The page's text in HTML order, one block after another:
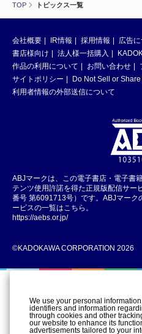
TOP トピックス一覧
会社概要 IR情報 採用情報 広告
書店様向け
法人様一括購入
作品の利用について
お問い合わせ
サイトポリシー
Do Not Sell or
利用者情報の外部送信について
ABJマークは、この電子書店・電子書
テンツ使用許諾を得た正規版配信サー
番号 第6091713号）です。ABJマーク
ービスの一覧はこちら。
https://aebs.or.jp/
©KADOKAWA CORPORATION 2026
We use your personal
identifiers and information
through cookies and other
our website to enhance its
advertisements tailored to your